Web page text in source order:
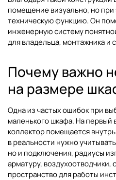
помещение визуально, но
техническую функцию. Он
инженерную систему
для владельца, монтажника и
Почему важно
на размере
Одна из частых ошибок при
маленького шкафа. На первый
коллектор помещается
в реальности нужно
но и подключения, радиусы
арматуру,
пространство для работы